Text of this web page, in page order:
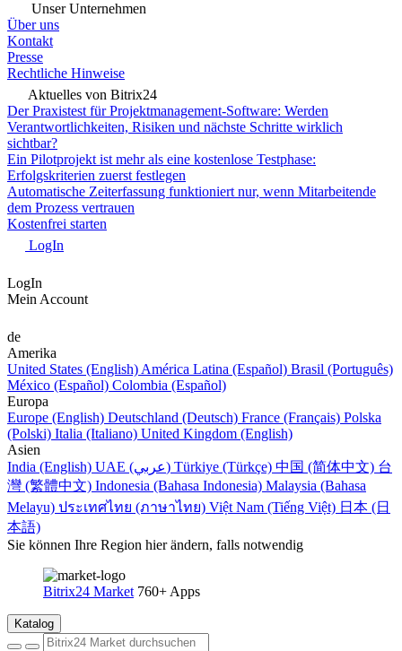
Unser Unternehmen
Über uns
Kontakt
Presse
Rechtliche Hinweise
Aktuelles von Bitrix24
Der Praxistest für Projektmanagement-Software: Werden
Verantwortlichkeiten, Risiken und nächste Schritte wirklich
sichtbar?
Ein Pilotprojekt ist mehr als eine kostenlose Testphase:
Erfolgskriterien zuerst festlegen
Automatische Zeiterfassung funktioniert nur, wenn Mitarbeitende
dem Prozess vertrauen
Kostenfrei starten
LogIn
LogIn
Mein Account
de
Amerika
United States (English) América Latina (Español) Brasil (Português)
México (Español) Colombia (Español)
Europa
Europe (English) Deutschland (Deutsch) France (Français) Polska
(Polski) Italia (Italiano) United Kingdom (English)
Asien
India (English)
UAE (عربي) Türkiye (Türkçe) 中国 (简体中文) 台
灣 (繁體中文) Indonesia (Bahasa Indonesia) Malaysia (Bahasa
Melayu) ประเทศไทย (ภาษาไทย) Việt Nam (Tiếng Việt) 日本 (日
本語)
Sie können Ihre Region hier ändern, falls notwendig
Bitrix24 Market 760+ Apps
Katalog